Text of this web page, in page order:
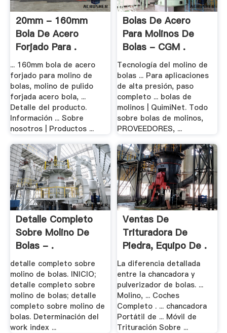
20mm - 160mm
Bola De Acero
Forjado Para .
... 160mm bola de acero
forjado para molino de
bolas, molino de pulido
forjada acero bola, ...
Detalle del producto.
Información ... Sobre
nosotros | Productos ...
Bolas De Acero
Para Molinos De
Bolas - CGM .
Tecnología del molino de
bolas ... Para aplicaciones
de alta presión, paso
completo ... bolas de
molinos | QuimiNet. Todo
sobre bolas de molinos,
PROVEEDORES, ...
Detalle Completo
Sobre Molino De
Bolas - .
detalle completo sobre
molino de bolas. INICIO;
detalle completo sobre
molino de bolas; detalle
completo sobre molino de
bolas. Determinación del
work index ...
Ventas De
Trituradora De
Piedra, Equipo De .
La diferencia detallada
entre la chancadora y
pulverizador de bolas. ...
Molino, ... Coches
Completo . ... chancadora
Portátil de ... Móvil de
Trituración Sobre ...